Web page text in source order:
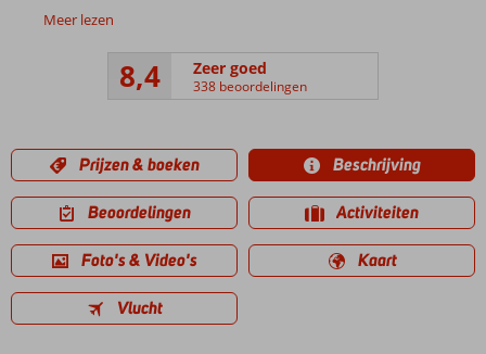
Meer lezen
8,4 Zeer goed
338 beoordelingen
Prijzen & boeken Beschrijving
Beoordelingen Activiteiten
Foto's & Video's Kaart
Vlucht